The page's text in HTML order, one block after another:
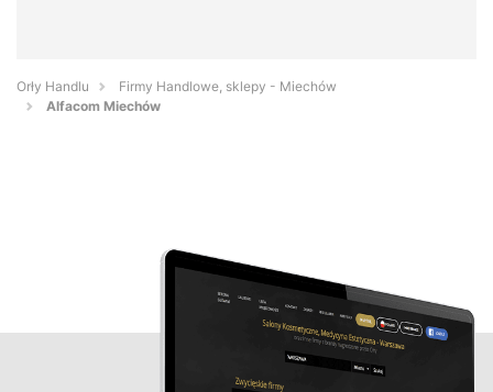
Orły Handlu
Firmy Handlowe, sklepy - Miechów
Alfacom Miechów